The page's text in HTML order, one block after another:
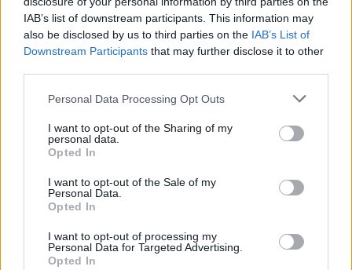
IAB’s list of downstream participants. This information may
also be disclosed by us to third parties on the IAB’s List of
Downstream Participants that may further disclose it to other
Personal Data Processing Opt Outs
I want to opt-out of the Sharing of my
personal data.
Opted In
I want to opt-out of the Sale of my
Personal Data.
Opted In
I want to opt-out of processing my
Personal Data for Targeted Advertising.
Opted In
Ήταν σύζυγος του Λέοντος, και
επιστολογράφος του Επίκουρου (371 – 271
π.Χ.). Ονοµαζόταν “η θηλυκή Σόλων” και ήταν
γνωστή ως φιλόσοφος. (Ο Σόλων ήταν ο
µεγάλος νοµοθέτης της Αρχαίας Αθήνας).
Ιππαρχία του Κυνικών – 360 – 280 π.Χ